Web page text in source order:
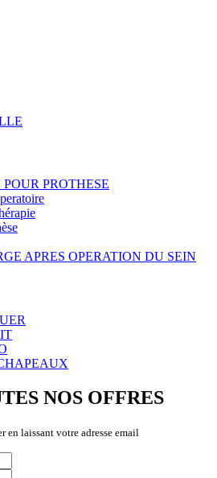
PROTHESE
APRES OPERATION DU SEIN
NOS OFFRES
en laissant votre adresse email